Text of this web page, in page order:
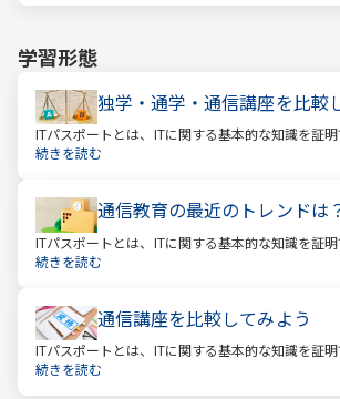
学習形態
独学・通学・通信講座を比較
ITパスポートとは、ITに関する基本的な知識を証
経済産業省認定の国家試験です。 ITと聞くと、専
続きを読む
通信教育の最近のトレンドは
ITパスポートとは、ITに関する基本的な知識を証
経済産業省認定の国家試験です。 ITと聞くと、専
続きを読む
通信講座を比較してみよう
ITパスポートとは、ITに関する基本的な知識を証
経済産業省認定の国家試験です。 ITと聞くと、専
続きを読む